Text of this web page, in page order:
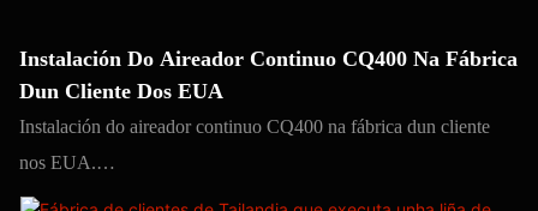
Instalación Do Aireador Continuo CQ400 Na Fábrica
Dun Cliente Dos EUA
Instalación do aireador continuo CQ400 na fábrica dun cliente
nos EUA.
A máquina Yinrich emprega materias primas de alta calidade e